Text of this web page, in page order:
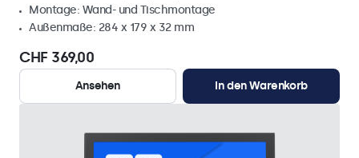
Montage: Wand- und Tischmontage
Außenmaße: 284 x 179 x 32 mm
CHF 369,00
Ansehen In den Warenkorb